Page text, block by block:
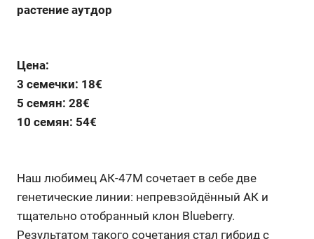
растение аутдор
Цена:
3 семечки: 18€
5 семян: 28€
10 семян: 54€
Наш любимец АК-47М сочетает в себе две
генетические линии: непревзойдённый АК и
тщательно отобранный клон Blueberry.
Результатом такого сочетания стал гибрид с